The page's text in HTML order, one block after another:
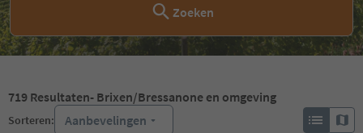
Zoeken
719 Resultaten- Brixen/Bressanone en omgeving
Sorteren: Aanbevelingen